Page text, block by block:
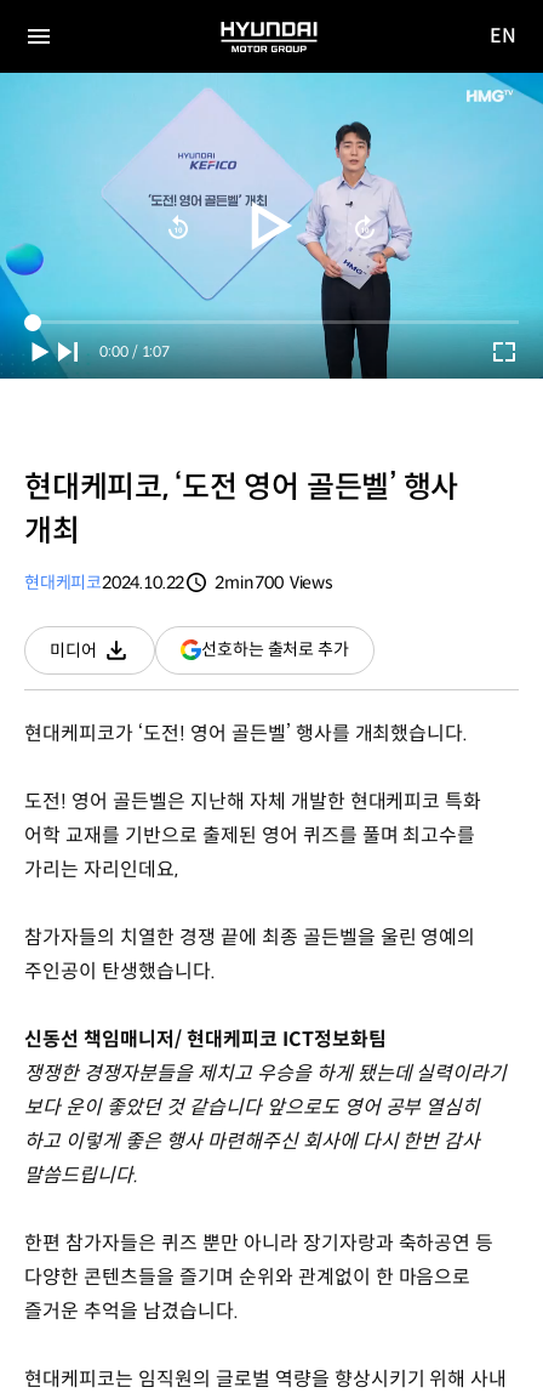
전체
HYUNDAI
MOTOR
GROUP
사이
EN
Current
Time
0:00 / Duration
1:07
현대케피코, ‘도전 영어 골든벨’ 행사
개최
현대케피코2024.10.22
2min700 Views
미디어
다운로드
선호하는 출처로 추가(새
창
현대케피코가 ‘도전! 영어 골든벨’ 행사를 개최했습니다.
도전! 영어 골든벨은 지난해 자체 개발한 현대케피코 특화
어학 교재를 기반으로 출제된 영어 퀴즈를 풀며 최고수를
가리는 자리인데요,
참가자들의 치열한 경쟁 끝에 최종 골든벨을 울린 영예의
주인공이 탄생했습니다.
신동선 책임매니저/ 현대케피코 ICT정보화팀
쟁쟁한 경쟁자분들을 제치고 우승을 하게 됐는데 실력이라기
보다 운이 좋았던 것 같습니다 앞으로도 영어 공부 열심히
하고 이렇게 좋은 행사 마련해주신 회사에 다시 한번 감사
말씀드립니다.
한편 참가자들은 퀴즈 뿐만 아니라 장기자랑과 축하공연 등
다양한 콘텐츠들을 즐기며 순위와 관계없이 한 마음으로
즐거운 추억을 남겼습니다.
현대케피코는 임직원의 글로벌 역량을 향상시키기 위해 사내